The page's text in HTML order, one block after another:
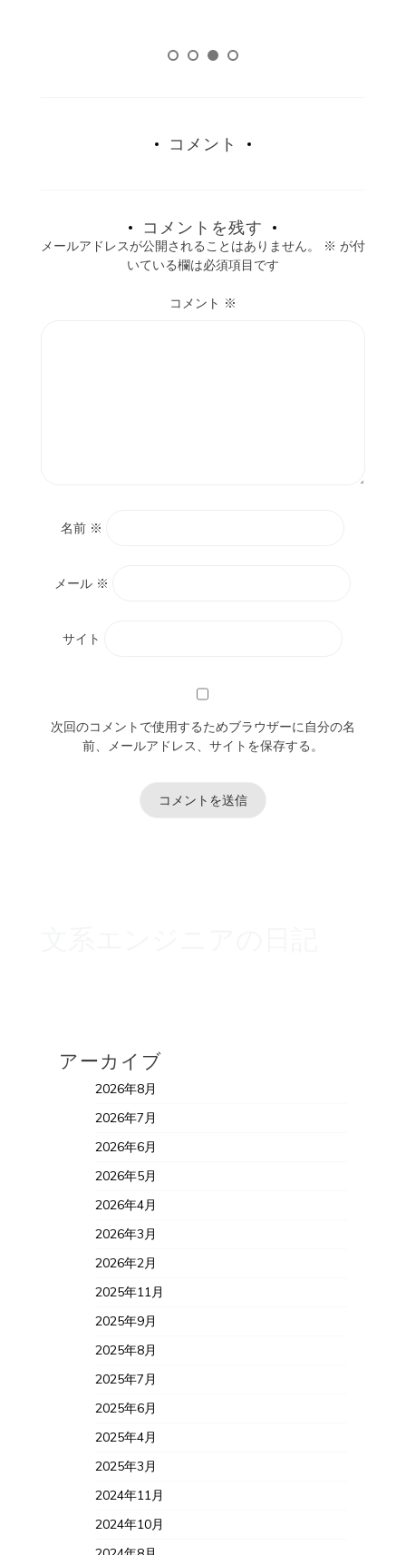
コメント
コメントを残す
メールアドレスが公開されることはありません。 ※ が付
いている欄は必須項目です
コメント ※
名前 ※
メール ※
サイト
次回のコメントで使用するためブラウザーに自分の名
前、メールアドレス、サイトを保存する。
アーカイブ
2026年8月
2026年7月
2026年6月
2026年5月
2026年4月
2026年3月
2026年2月
2025年11月
2025年9月
2025年8月
2025年7月
2025年6月
2025年4月
2025年3月
2024年11月
2024年10月